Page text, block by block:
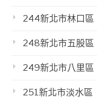
244新北市林口區
248新北市五股區
249新北市八里區
251新北市淡水區